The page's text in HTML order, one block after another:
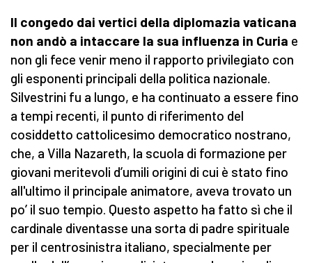
Il congedo dai vertici della diplomazia vaticana
non andò a intaccare la sua influenza in Curia e
non gli fece venir meno il rapporto privilegiato con
gli esponenti principali della politica nazionale.
Silvestrini fu a lungo, e ha continuato a essere fino
a tempi recenti, il punto di riferimento del
cosiddetto cattolicesimo democratico nostrano,
che, a Villa Nazareth, la scuola di formazione per
giovani meritevoli d’umili origini di cui è stato fino
all'ultimo il principale animatore, aveva trovato un
po’ il suo tempio. Questo aspetto ha fatto sì che il
cardinale diventasse una sorta di padre spirituale
per il centrosinistra italiano, specialmente per